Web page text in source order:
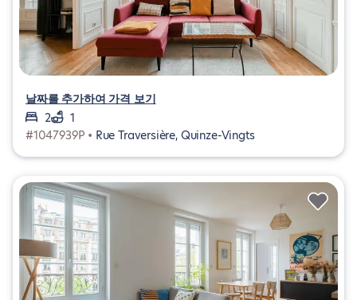
날짜를 추가하여 가격 보기
2
1
#1047939P • Rue Traversière, Quinze-Vingts